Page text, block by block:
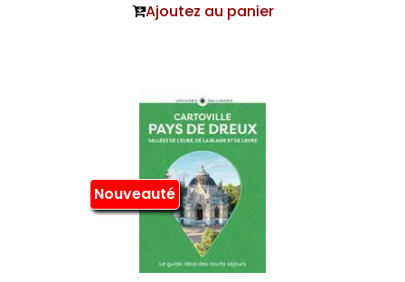
Ajoutez au panier
Nouveauté